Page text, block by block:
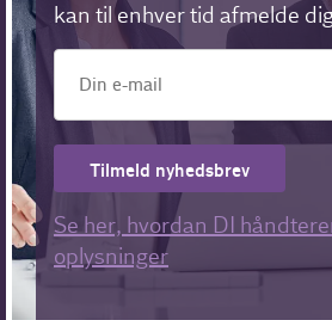
kan til enhver tid afmelde
Tilmeld nyhedsbrev
Se her, hvordan DI
oplysninger